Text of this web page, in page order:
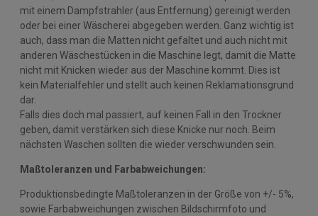
mit einem Dampfstrahler (aus Entfernung) gereinigt werden
oder bei einer Wäscherei abgegeben werden. Ganz wichtig ist
auch, dass man die Matten nicht gefaltet und auch nicht mit
anderen Wäschestücken in die Maschine legt, damit die Matte
nicht mit Knicken wieder aus der Maschine kommt. Dies ist
kein Materialfehler und stellt auch keinen Reklamationsgrund
dar.
Falls dies doch mal passiert, auf keinen Fall in den Trockner
geben, damit verstärken sich diese Knicke nur noch. Beim
nächsten Waschen sollten die wieder verschwunden sein.
Maßtoleranzen und Farbabweichungen:
Produktionsbedingte Maßtoleranzen in der Größe von +/- 5%,
sowie Farbabweichungen zwischen Bildschirmfoto und